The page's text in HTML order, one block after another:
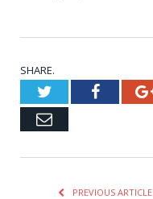
SHARE.
Twitter
Email
PREVIOUS ARTICLE